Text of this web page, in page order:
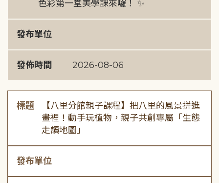
色彩第一堂美學課來囉！ ✨
發布單位
發佈時間 2026-08-06
標題
【八里分館親子課程】把八里的風景拼進
畫裡！動手玩植物，親子共創專屬「生態
走讀地圖」
發布單位